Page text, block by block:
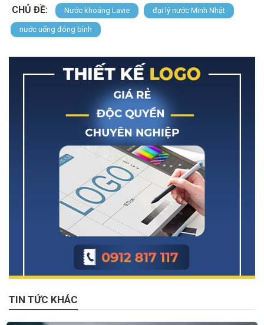
CHỦ ĐỀ: Nước khoáng Lavie đại lý nước Minh Nhật
nước uống đóng bình
TIN TỨC KHÁC